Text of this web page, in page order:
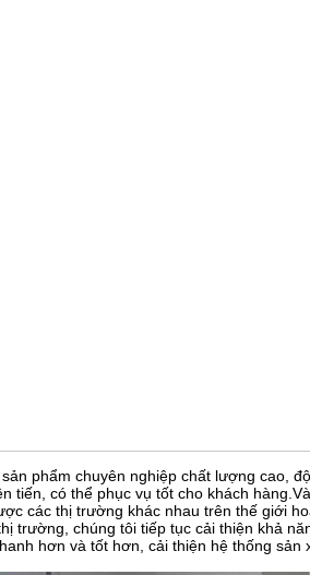
phẩm chuyên nghiệp chất lượng cao,
tiến, có thể phục vụ tốt cho khách
các thị trường khác nhau trên thế giới
trường, chúng tôi tiếp tục cải thiện khả
hơn và tốt hơn, cải thiện hệ thống